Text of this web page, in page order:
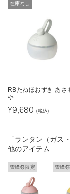
在庫なし
RBたねほおずき あさ
や
¥9,680 (税込)
「ランタン（ガス
他のアイテム
雪峰祭限定 雪峰